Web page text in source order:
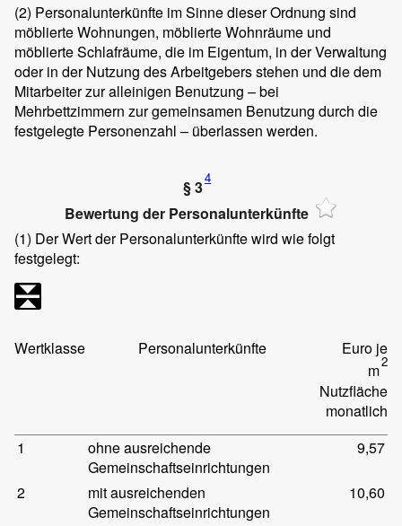
(2) Personalunterkünfte im Sinne dieser Ordnung sind
möblierte Wohnungen, möblierte Wohnräume und
möblierte Schlafräume, die im Eigentum, in der Verwaltung
oder in der Nutzung des Arbeitgebers stehen und die dem
Mitarbeiter zur alleinigen Benutzung – bei
Mehrbettzimmern zur gemeinsamen Benutzung durch die
festgelegte Personenzahl – überlassen werden.
§ 34
Bewertung der Personalunterkünfte
(1) Der Wert der Personalunterkünfte wird wie folgt
festgelegt:
Wertklasse Personalunterkünfte
Euro je
m2
Nutzfläche
monatlich
1
ohne ausreichende
Gemeinschaftseinrichtungen
9,57
2
mit ausreichenden
Gemeinschaftseinrichtungen
10,60